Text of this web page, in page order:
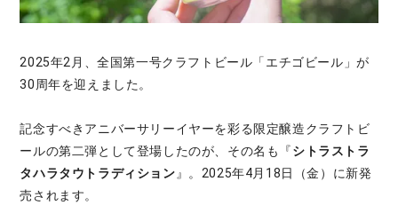
2025年2月、全国第一号クラフトビール「エチゴビール」が
30周年を迎えました。
記念すべきアニバーサリーイヤーを彩る限定醸造クラフトビ
ールの第二弾として登場したのが、その名も『シトラストラ
タハラタウトラディション 』。2025年4月18日（金）に新発
売されます。